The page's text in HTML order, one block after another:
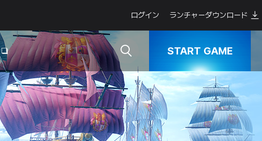
ログイン ランチャーダウンロード
START GAME